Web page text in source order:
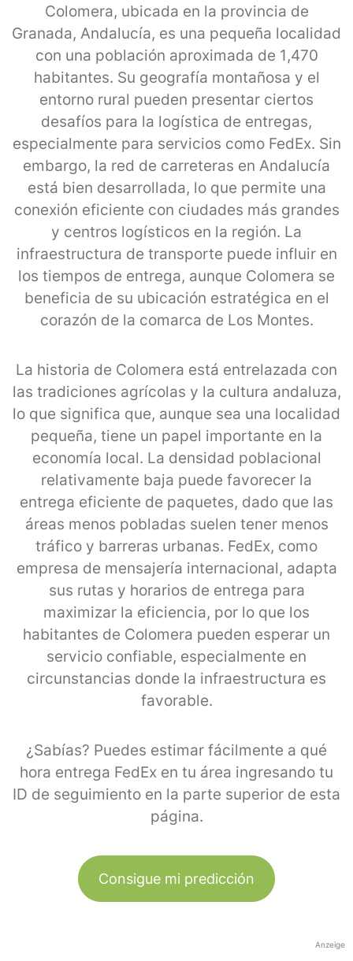
Colomera, ubicada en la provincia de
Granada, Andalucía, es una pequeña localidad
con una población aproximada de 1,470
habitantes. Su geografía montañosa y el
entorno rural pueden presentar ciertos
desafíos para la logística de entregas,
especialmente para servicios como FedEx. Sin
embargo, la red de carreteras en Andalucía
está bien desarrollada, lo que permite una
conexión eficiente con ciudades más grandes
y centros logísticos en la región. La
infraestructura de transporte puede influir en
los tiempos de entrega, aunque Colomera se
beneficia de su ubicación estratégica en el
corazón de la comarca de Los Montes.
La historia de Colomera está entrelazada con
las tradiciones agrícolas y la cultura andaluza,
lo que significa que, aunque sea una localidad
pequeña, tiene un papel importante en la
economía local. La densidad poblacional
relativamente baja puede favorecer la
entrega eficiente de paquetes, dado que las
áreas menos pobladas suelen tener menos
tráfico y barreras urbanas. FedEx, como
empresa de mensajería internacional, adapta
sus rutas y horarios de entrega para
maximizar la eficiencia, por lo que los
habitantes de Colomera pueden esperar un
servicio confiable, especialmente en
circunstancias donde la infraestructura es
favorable.
¿Sabías? Puedes estimar fácilmente a qué
hora entrega FedEx en tu área ingresando tu
ID de seguimiento en la parte superior de esta
página.
Consigue mi predicción
Anzeige